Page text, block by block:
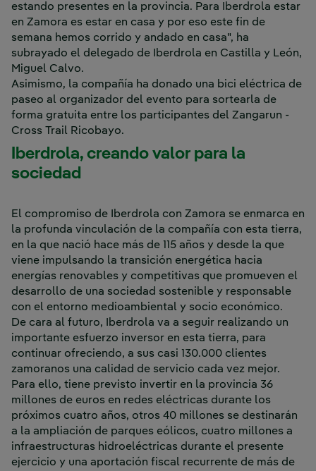
estando presentes en la provincia. Para Iberdrola estar
en Zamora es estar en casa y por eso este fin de
semana hemos corrido y andado en casa", ha
subrayado el delegado de Iberdrola en Castilla y León,
Miguel Calvo.
Asimismo, la compañía ha donado una bici eléctrica de
paseo al organizador del evento para sortearla de
forma gratuita entre los participantes del Zangarun -
Cross Trail Ricobayo.
Iberdrola, creando valor para la
sociedad
El compromiso de Iberdrola con Zamora se enmarca en
la profunda vinculación de la compañía con esta tierra,
en la que nació hace más de 115 años y desde la que
viene impulsando la transición energética hacia
energías renovables y competitivas que promueven el
desarrollo de una sociedad sostenible y responsable
con el entorno medioambiental y socio económico.
De cara al futuro, Iberdrola va a seguir realizando un
importante esfuerzo inversor en esta tierra, para
continuar ofreciendo, a sus casi 130.000 clientes
zamoranos una calidad de servicio cada vez mejor.
Para ello, tiene previsto invertir en la provincia 36
millones de euros en redes eléctricas durante los
próximos cuatro años, otros 40 millones se destinarán
a la ampliación de parques eólicos, cuatro millones a
infraestructuras hidroeléctricas durante el presente
ejercicio y una aportación fiscal recurrente de más de